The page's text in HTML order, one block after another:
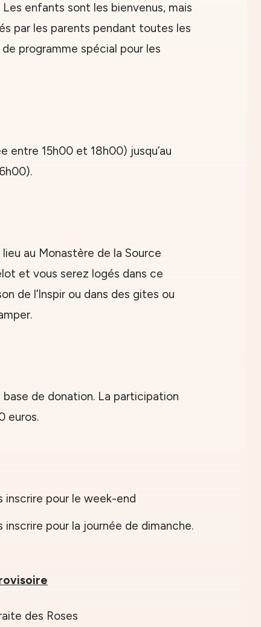
enfants sont les bienvenus, mais
par les parents pendant toutes les
de programme spécial pour les
entre 15h00 et 18h00) jusqu’au
au Monastère de la Source
et vous serez logés dans ce
de l’Inspir ou dans des gites ou
de donation. La participation
euros.
inscrire pour le week-end
inscrire pour la journée de dimanche.